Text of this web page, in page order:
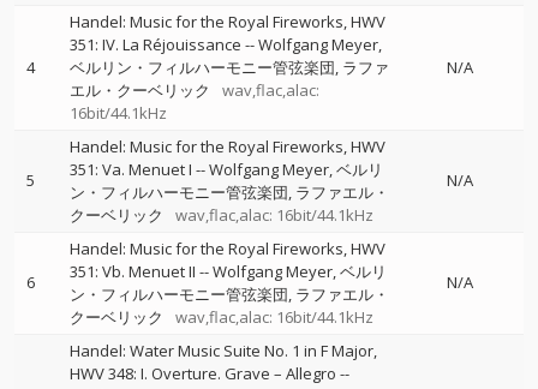
4
Handel: Music for the Royal Fireworks, HWV
351: IV. La Réjouissance --Wolfgang Meyer
ベルリン・フィルハーモニー管弦楽団 ラファ
エル・クーベリック
wav,flac,alac:
16bit/44.1kHz
N/A
5
Handel: Music for the Royal Fireworks, HWV
351: Va. Menuet I --Wolfgang Meyer ベルリ
ン・フィルハーモニー管弦楽団 ラファエル・
クーベリック
wav,flac,alac: 16bit/44.1kHz
N/A
6
Handel: Music for the Royal Fireworks, HWV
351: Vb. Menuet II --Wolfgang Meyer ベルリ
ン・フィルハーモニー管弦楽団 ラファエル・
クーベリック
wav,flac,alac: 16bit/44.1kHz
N/A
Handel: Water Music Suite No. 1 in F Major,
HWV 348: I. Overture. Grave – Allegro --